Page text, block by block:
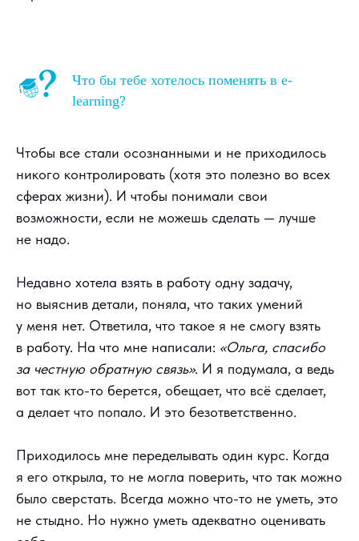
Что бы тебе хотелось поменять в e-
learning?
Чтобы все стали осознанными и не приходилось
никого контролировать (хотя это полезно во всех
сферах жизни). И чтобы понимали свои
возможности, если не можешь сделать — лучше
не надо.
Недавно хотела взять в работу одну задачу,
но выяснив детали, поняла, что таких умений
у меня нет. Ответила, что такое я не смогу взять
в работу. На что мне написали: «Ольга, спасибо
за честную обратную связь». И я подумала, а ведь
вот так кто-то берется, обещает, что всё сделает,
а делает что попало. И это безответственно.
Приходилось мне переделывать один курс. Когда
я его открыла, то не могла поверить, что так можно
было сверстать. Всегда можно что-то не уметь, это
не стыдно. Но нужно уметь адекватно оценивать